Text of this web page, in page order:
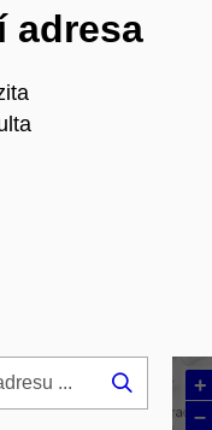
adresa
+
–
Hledej